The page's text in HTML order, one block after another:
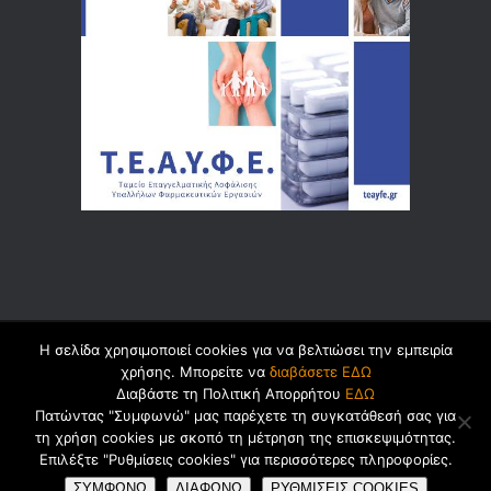
© 2026 byDualsoft
Πολιτική Ασφαλείας Προσωπικών
Δεδομένων
Cookies Όροι Χρήσης
Η σελίδα χρησιμοποιεί cookies για να βελτιώσει την εμπειρία
χρήσης. Μπορείτε να διαβάσετε ΕΔΩ
Διαβάστε τη Πολιτική Απορρήτου ΕΔΩ
Πατώντας "Συμφωνώ" μας παρέχετε τη συγκατάθεσή σας για
τη χρήση cookies με σκοπό τη μέτρηση της επισκεψιμότητας.
Επιλέξτε "Ρυθμίσεις cookies" για περισσότερες πληροφορίες.